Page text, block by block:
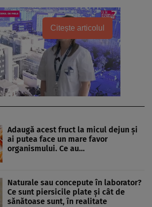
Citește articolul
Adaugă acest fruct la micul dejun și
ai putea face un mare favor
organismului. Ce au…
Naturale sau concepute în laborator?
Ce sunt piersicile plate și cât de
sănătoase sunt, în realitate